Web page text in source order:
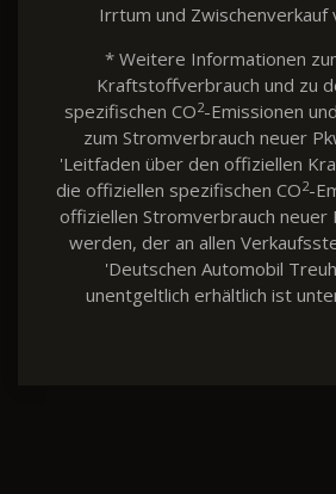
Irrtum und Zwischenverkauf
* Weitere Informationen
Kraftstoffverbrauch und zu
spezifischen CO2-Emissionen
zum Stromverbrauch neuer
'Leitfaden über den offiziellen
die offiziellen spezifischen CO2-
offiziellen Stromverbrauch neuer
werden, der an allen
'Deutschen Automobil
unentgeltlich erhältlich ist